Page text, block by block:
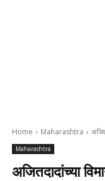
Home Maharashtra
Maharashtra
अजितदादांच्या